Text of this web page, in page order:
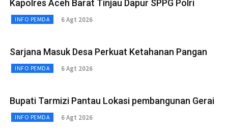
Kapolres Aceh Barat Tinjau Dapur SPPG Polri
INFO PEMDA 6 Agt 2026
Sarjana Masuk Desa Perkuat Ketahanan Pangan
INFO PEMDA 6 Agt 2026
Bupati Tarmizi Pantau Lokasi pembangunan Gerai
INFO PEMDA 6 Agt 2026